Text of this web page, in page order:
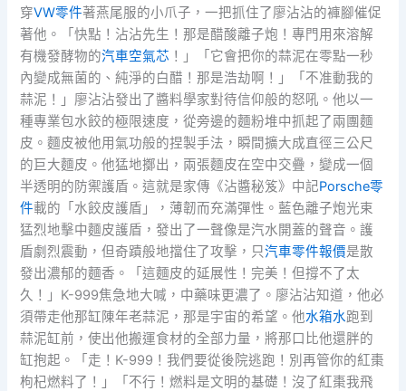
穿VW零件著燕尾服的小爪子，一把抓住了廖沾沾的褲腳催促
著他。「快點！沾沾先生！那是醋酸離子炮！專門用來溶解
有機發酵物的汽車空氣芯 ！」「它會把你的蒜泥在零點一秒
內變成無菌的、純淨的白醋！那是浩劫啊！」「不准動我的
蒜泥！」廖沾沾發出了醬料學家對待信仰般的怒吼。他以一
種專業包水餃的極限速度，從旁邊的麵粉堆中抓起了兩團麵
皮。麵皮被他用氣功般的捏製手法，瞬間擴大成直徑三公尺
的巨大麵皮。他猛地擲出，兩張麵皮在空中交疊，變成一個
半透明的防禦護盾。這就是家傳《沾醬秘笈》中記Porsche零
件載的「水餃皮護盾」，薄韌而充滿彈性。藍色離子炮光束
猛烈地擊中麵皮護盾，發出了一聲像是汽水開蓋的聲音。護
盾劇烈震動，但奇蹟般地擋住了攻擊，只汽車零件報價是散
發出濃郁的麵香。「這麵皮的延展性！完美！但撐不了太
久！」K-999焦急地大喊，中藥味更濃了。廖沾沾知道，他必
須帶走他那缸陳年老蒜泥，那是宇宙的希望。他水箱水跑到
蒜泥缸前，使出他搬運食材的全部力量，將那口比他還胖的
缸抱起。「走！K-999！我們要從後院逃跑！別再管你的紅棗
枸杞燃料了！」「不行！燃料是文明的基礎！沒了紅棗我飛